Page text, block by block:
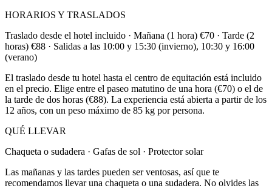
HORARIOS Y TRASLADOS
Traslado desde el hotel incluido · Mañana (1 hora) €70 · Tarde (2
horas) €88 · Salidas a las 10:00 y 15:30 (invierno), 10:30 y 16:00
(verano)
El traslado desde tu hotel hasta el centro de equitación está incluido
en el precio. Elige entre el paseo matutino de una hora (€70) o el de
la tarde de dos horas (€88). La experiencia está abierta a partir de los
12 años, con un peso máximo de 85 kg por persona.
QUÉ LLEVAR
Chaqueta o sudadera · Gafas de sol · Protector solar
Las mañanas y las tardes pueden ser ventosas, así que te
recomendamos llevar una chaqueta o una sudadera. No olvides las